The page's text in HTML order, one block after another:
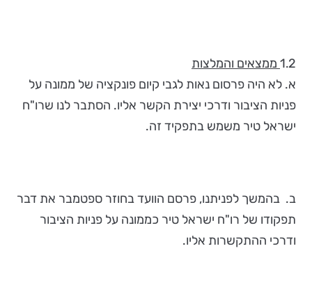
1.2 ממצאים והמלצות
א. לא היה פרסום נאות לגבי קיום פונקציה של ממונה על
פניות הציבור ודרכי יצירת הקשר אליו. הסתבר לנו שרו"ח
ישראל טיר משמש בתפקיד זה.
ב. בהמשך לפניתנו, פרסם הוועד בחוזר ספטמבר את דבר
תפקודו של רו"ח ישראל טיר כממונה על פניות הציבור
ודרכי ההתקשרות אליו.